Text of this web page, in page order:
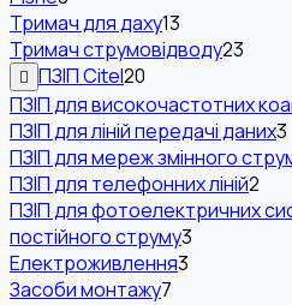
Тримач для даху13
Тримач струмовідводу23
ПЗІП Citel20
ПЗІП для високочастотних
ПЗІП для ліній передачі даних3
ПЗІП для мереж змінного
ПЗІП для телефонних ліній2
ПЗІП для фотоелектричних
постійного струму3
Електроживлення3
Засоби монтажу7